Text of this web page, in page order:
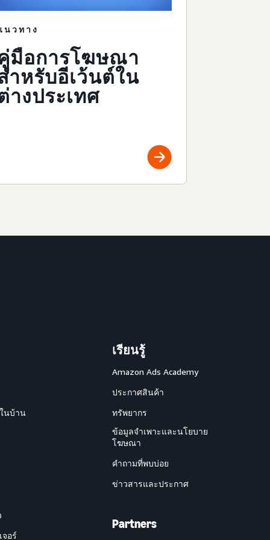
นวทาง
มือการโฆษณา
ำหรับอีเว้นต์ใน
างประเทศ
นบ้าน
อร์
เรียนรู้
Amazon Ads Academy
ประกาศสินค้า
ทรัพยากร
ข้อมูลจำเพาะและนโยบาย
โฆษณา
คำถามที่พบบ่อย
ข่าวสารและประกาศ
Partners